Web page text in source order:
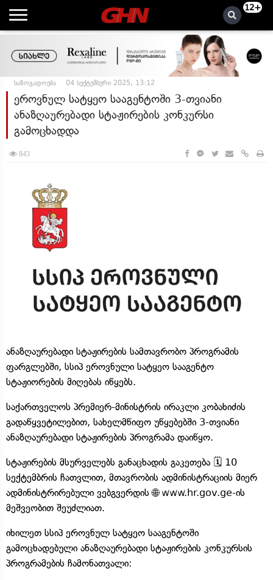
12+
საზოგადოება 04 სექტემბერი 2025, 13:12
ეროვნულ სატყეო სააგენტოში 3-თვიანი
ანაზღაურებადი სტაჟირების კონკურსი
გამოცხადდა
843
ანაზღაურებადი სტაჟირების სამთავრობო პროგრამის
ფარგლებში, სსიპ ეროვნული სატყეო სააგენტო
სტაჟიორების მიღებას იწყებს.
საქართველოს პრემიერ-მინისტრის ირაკლი კობახიძის
გადაწყვეტილებით, სახელმწიფო უწყებებში 3-თვიანი
ანაზღაურებადი სტაჟირების პროგრამა დაიწყო.
სტაჟირების მსურველებს განაცხადის გაკეთება 🗓️ 10
სექტემბრის ჩათვლით, მთავრობის ადმინისტრაციის მიერ
ადმინისტრირებული ვებგვერდის 🌐 www.hr.gov.ge-ის
მეშვეობით შეუძლიათ.
იხილეთ სსიპ ეროვნულ სატყეო სააგენტოში
გამოცხადებული ანაზღაურებადი სტაჟირების კონკურსის
პროგრამების ჩამონათვალი: